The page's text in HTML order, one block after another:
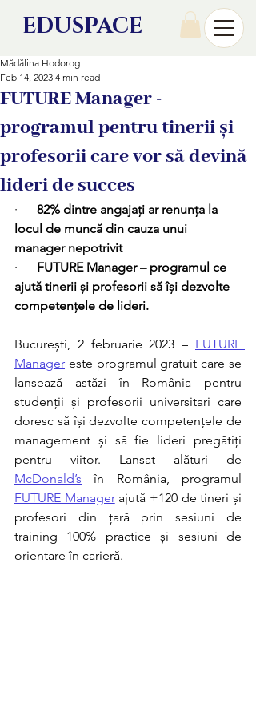
EDUSPACE
FUTURE Manager -
programul pentru tinerii și
profesorii care vor să devină
lideri de succes
Mădălina Hodorog
Feb 14, 2023 4 min read
· 82% dintre angajați ar renunța la
locul de muncă din cauza unui
manager nepotrivit
· FUTURE Manager – programul ce
ajută tinerii și profesorii să își dezvolte
competențele de lideri.
București, 2 februarie 2023 – FUTURE
Manager este programul gratuit care se
lansează astăzi în România pentru
studenții și profesorii universitari care
doresc să își dezvolte competențele de
management și să fie lideri pregătiți
McDonald’s
FUTURE Manager ajută +120 de tineri și
profesori din țară prin sesiuni de
training 100% practice și sesiuni de
orientare în carieră.